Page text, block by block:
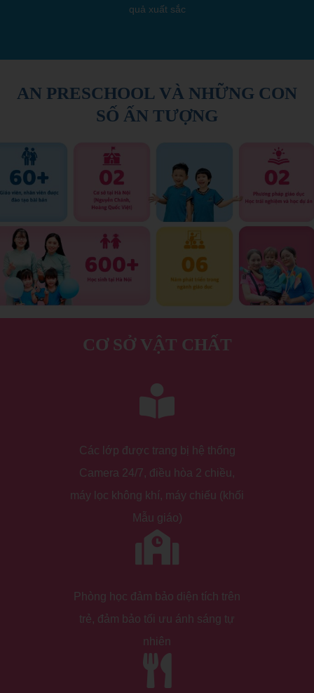
quả xuất sắc
AN PRESCHOOL VÀ NHỮNG CON
SỐ ẤN TƯỢNG
CƠ SỞ VẬT CHẤT
Các lớp được trang bị hệ thống
Camera 24/7, điều hòa 2 chiều,
máy lọc không khí, máy chiếu (khối
Mẫu giáo)
Phòng học đảm bảo diện tích trên
trẻ, đảm bảo tối ưu ánh sáng tự
nhiên